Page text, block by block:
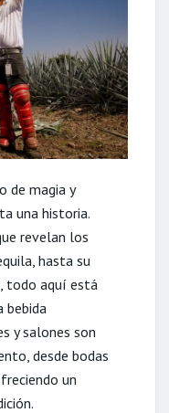
de magia y
una historia.
revelan los
hasta su
todo aquí está
bebida
y salones son
desde bodas
un